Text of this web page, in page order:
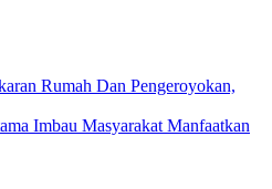
Rumah Dan Pengeroyokan,
Imbau Masyarakat Manfaatkan